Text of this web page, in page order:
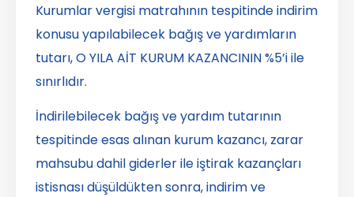
Kurumlar vergisi matrahının tespitinde indirim
konusu yapılabilecek bağış ve yardımların
tutarı, O YILA AİT KURUM KAZANCININ %5’i ile
sınırlıdır.
İndirilebilecek bağış ve yardım tutarının
tespitinde esas alınan kurum kazancı, zarar
mahsubu dahil giderler ile iştirak kazançları
istisnası düşüldükten sonra, indirim ve